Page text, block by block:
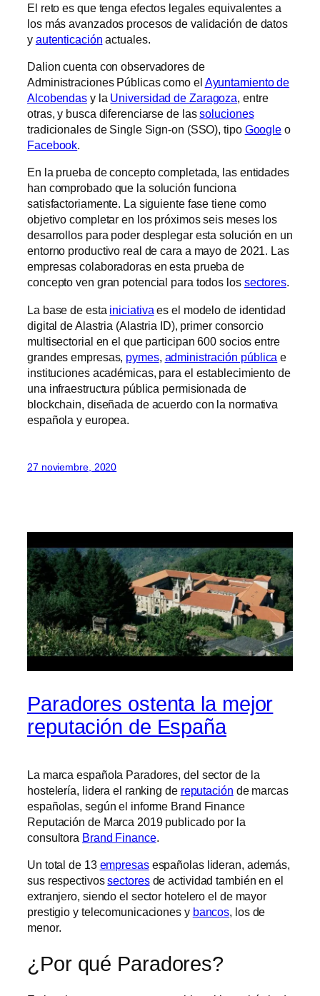
El reto es que tenga efectos legales equivalentes a
los más avanzados procesos de validación de datos
y autenticación actuales.
Dalion cuenta con observadores de
Administraciones Públicas como el Ayuntamiento de
Alcobendas y la Universidad de Zaragoza, entre
otras, y busca diferenciarse de lassoluciones
tradicionales de Single Sign-on (SSO), tipo Google o
Facebook.
En la prueba de concepto completada, las entidades
han comprobado que la solución funciona
satisfactoriamente. La siguiente fase tiene como
objetivo completar en los próximos seis meses los
desarrollos para poder desplegar esta solución en un
entorno productivo real de cara a mayo de 2021. Las
empresas colaboradoras en esta prueba de
concepto ven gran potencial para todos los sectores.
La base de esta iniciativa es el modelo de identidad
digital de Alastria (Alastria ID), primer consorcio
multisectorial en el que participan 600 socios entre
grandes empresas, pymes, administración pública e
instituciones académicas, para el establecimiento de
una infraestructura pública permisionada de
blockchain, diseñada de acuerdo con la normativa
española y europea.
27 noviembre, 2020
Paradores ostenta la mejor
reputación de España
La marca española Paradores, del sector de la
hostelería, lidera el ranking de reputación de marcas
españolas, según el informe Brand Finance
Reputación de Marca 2019 publicado por la
consultora Brand Finance.
Un total de 13 empresasespañolas lideran, además,
sus respectivossectoresde actividad también en el
extranjero, siendo el sector hotelero el de mayor
prestigio y telecomunicaciones y bancos, los de
menor.
¿Por qué Paradores?